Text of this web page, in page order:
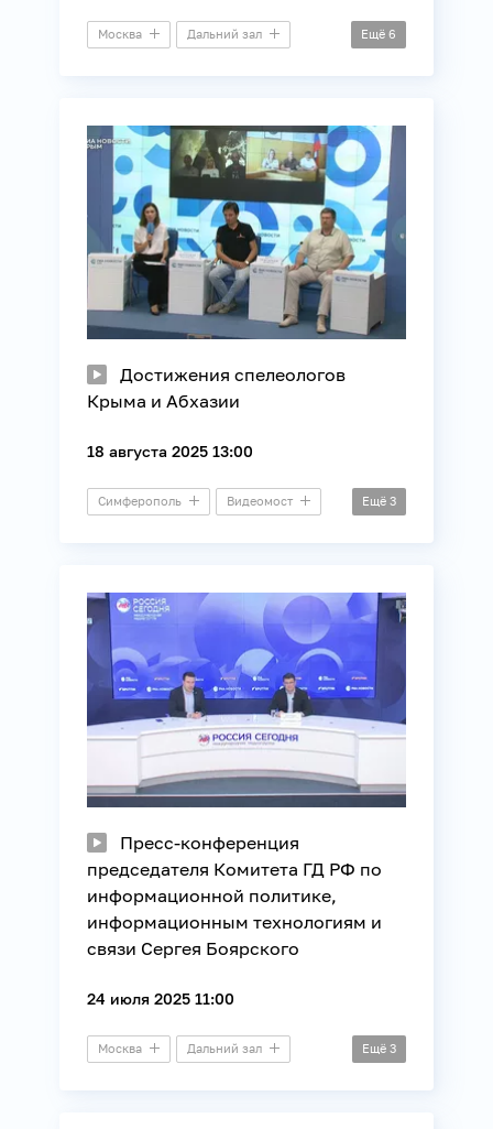
Москва Дальний зал
Общество Связь Телеком
Ещё 6
Достижения спелеологов
Крыма и Абхазии
18 августа 2025 13:00
Симферополь Видеомост Ещё 3
Пресс-конференция
председателя Комитета ГД РФ по
информационной политике,
информационным технологиям и
связи Сергея Боярского
24 июля 2025 11:00
Москва Дальний зал Ещё 3